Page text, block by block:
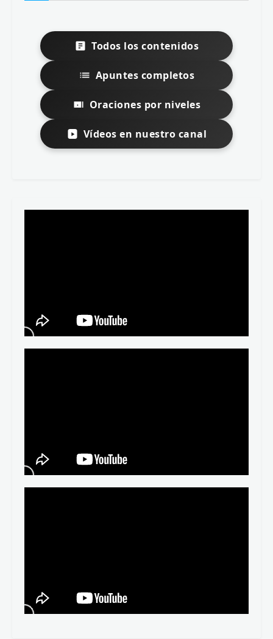
Todos los contenidos
Apuntes completos
Oraciones por niveles
Vídeos en nuestro canal